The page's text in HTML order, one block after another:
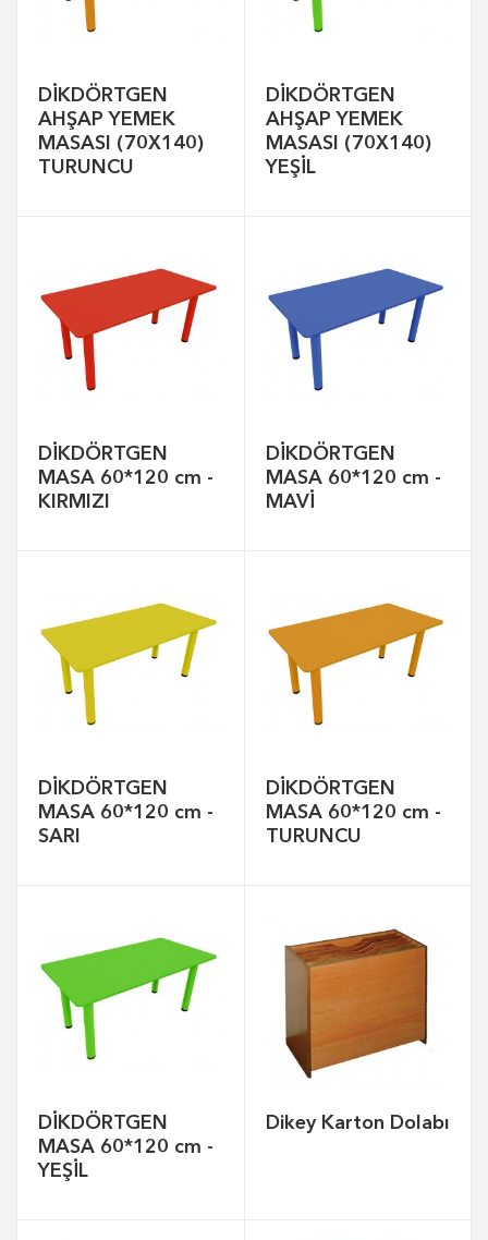
DİKDÖRTGEN
AHŞAP YEMEK
MASASI (70X140)
TURUNCU
DİKDÖRTGEN
AHŞAP YEMEK
MASASI (70X140)
YEŞİL
DİKDÖRTGEN
MASA 60*120 cm -
KIRMIZI
DİKDÖRTGEN
MASA 60*120 cm -
MAVİ
DİKDÖRTGEN
MASA 60*120 cm -
SARI
DİKDÖRTGEN
MASA 60*120 cm -
TURUNCU
DİKDÖRTGEN
MASA 60*120 cm -
YEŞİL
Dikey Karton Dolabı